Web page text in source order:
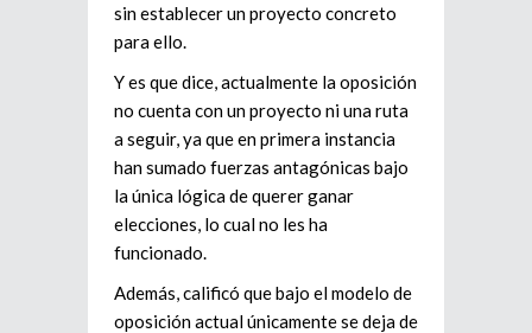
sin establecer un proyecto concreto
para ello.
Y es que dice, actualmente la oposición
no cuenta con un proyecto ni una ruta
a seguir, ya que en primera instancia
han sumado fuerzas antagónicas bajo
la única lógica de querer ganar
elecciones, lo cual no les ha
funcionado.
Además, calificó que bajo el modelo de
oposición actual únicamente se deja de